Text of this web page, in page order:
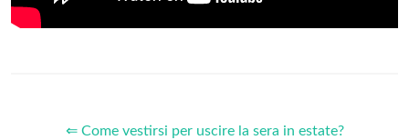
⇐ Come vestirsi per uscire la sera in estate?